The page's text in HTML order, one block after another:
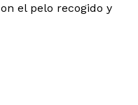
el pelo recogido y